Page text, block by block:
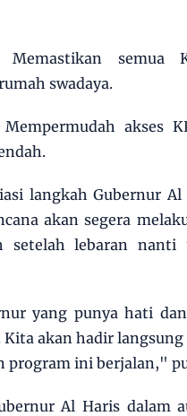
semua
swadaya.
akses
langkah Gubernur
akan segera
setelah lebaran
yang punya hati
Kita akan hadir
ini berjalan,"
Al Haris dalam